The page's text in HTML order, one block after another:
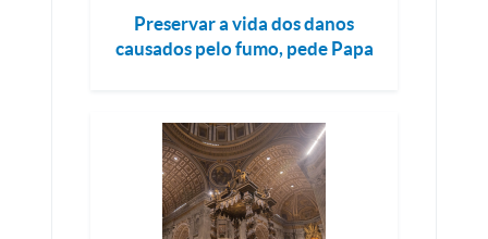
Preservar a vida dos danos
causados pelo fumo, pede Papa